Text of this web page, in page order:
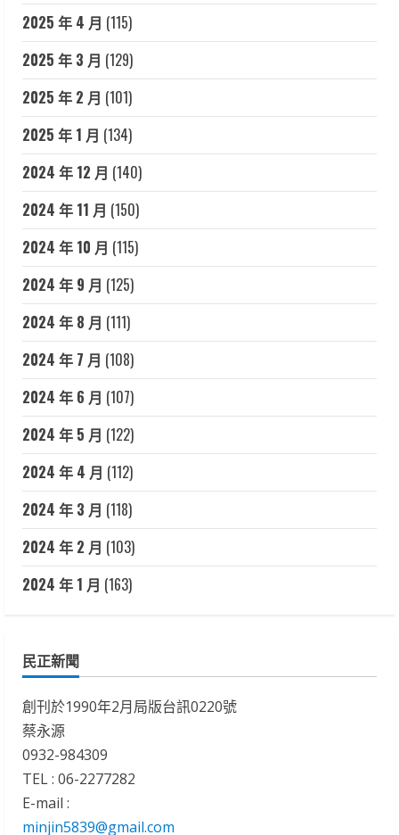
2025 年 4 月 (115)
2025 年 3 月 (129)
2025 年 2 月 (101)
2025 年 1 月 (134)
2024 年 12 月 (140)
2024 年 11 月 (150)
2024 年 10 月 (115)
2024 年 9 月 (125)
2024 年 8 月 (111)
2024 年 7 月 (108)
2024 年 6 月 (107)
2024 年 5 月 (122)
2024 年 4 月 (112)
2024 年 3 月 (118)
2024 年 2 月 (103)
2024 年 1 月 (163)
民正新聞
創刊於1990年2月局版台訊0220號
蔡永源
0932-984309
TEL : 06-2277282
E-mail :
minjin5839@gmail.com